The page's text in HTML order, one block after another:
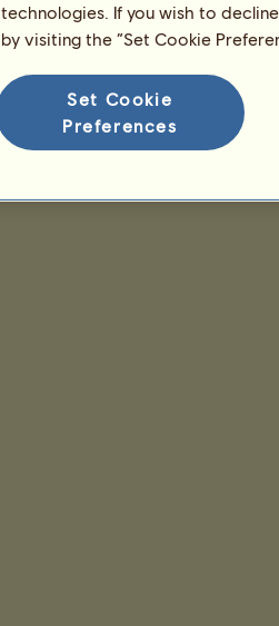
technologies. If you wish to
by visiting the “Set Cookie
Set Cookie
Preferences